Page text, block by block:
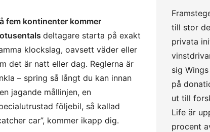
till stor
privata
sig
på
ut till
Life är
procent
fem kontinenter kommer
deltagare starta på exakt
klockslag, oavsett väder eller
det är natt eller dag. Reglerna är
– spring så långt du kan innan
jagande mållinjen, en
följebil, så kallad
car”, kommer ikapp dig.